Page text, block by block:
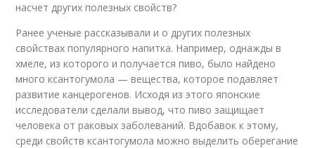
насчет других полезных свойств?
Ранее ученые рассказывали и о других полезных
свойствах популярного напитка. Например, однажды в
хмеле, из которого и получается пиво, было найдено
много ксантогумола — вещества, которое подавляет
развитие канцерогенов. Исходя из этого японские
исследователи сделали вывод, что пиво защищает
человека от раковых заболеваний. Вдобавок к этому,
среди свойств ксантогумола можно выделить оберегание